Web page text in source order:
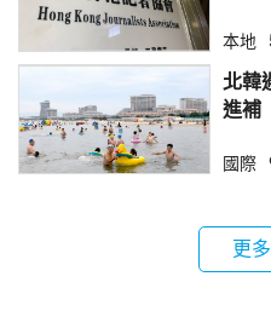
本地
北韓
進補
國際
更